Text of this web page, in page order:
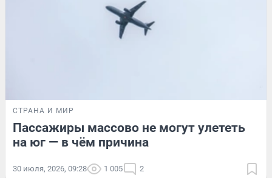
СТРАНА И МИР
Пассажиры массово не могут улететь
на юг — в чём причина
30 июля, 2026, 09:28 1 005 2